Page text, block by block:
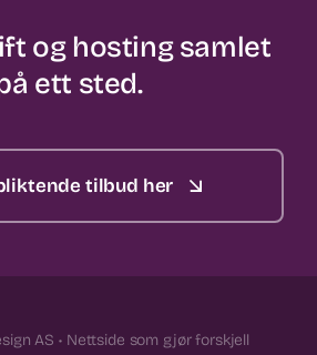
og hosting samlet
ett sted.
tilbud her
AS • Nettside som gjør forskjell